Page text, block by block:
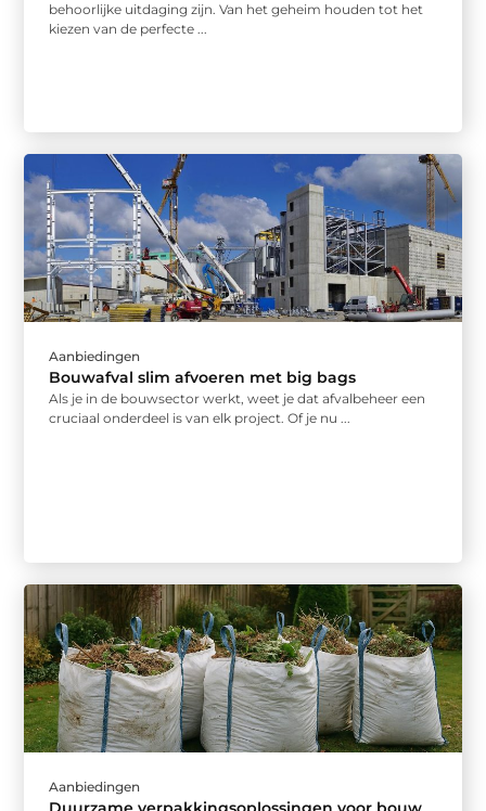
behoorlijke uitdaging zijn. Van het geheim houden tot het
kiezen van de perfecte ...
Aanbiedingen
Bouwafval slim afvoeren met big bags
Als je in de bouwsector werkt, weet je dat afvalbeheer een
cruciaal onderdeel is van elk project. Of je nu ...
Aanbiedingen